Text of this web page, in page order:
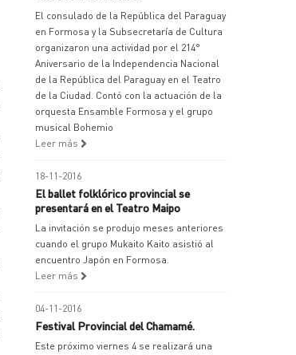
El consulado de la República del Paraguay
en Formosa y la Subsecretaría de Cultura
organizaron una actividad por el 214°
Aniversario de la Independencia Nacional
de la República del Paraguay en el Teatro
de la Ciudad. Contó con la actuación de la
orquesta Ensamble Formosa y el grupo
musical Bohemio
Leer más
18-11-2016
El ballet folklórico provincial se
presentará en el Teatro Maipo
La invitación se produjo meses anteriores
cuando el grupo Mukaito Kaito asistió al
encuentro Japón en Formosa.
Leer más
04-11-2016
Festival Provincial del Chamamé.
Este próximo viernes 4 se realizará una